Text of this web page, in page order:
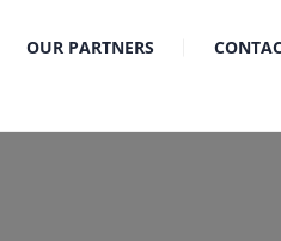
OUR PARTNERS